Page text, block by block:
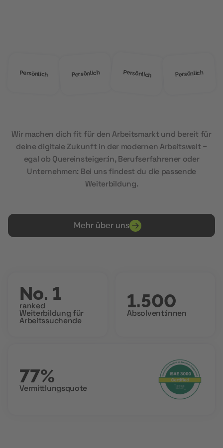
Persönlich Persönlich Persönlich Persönlich
Wir machen dich fit für den Arbeitsmarkt und bereit für
deine digitale Zukunft in der modernen Arbeitswelt –
egal ob Quereinsteiger:in, Berufserfahrener oder
Unternehmen: Bei uns findest du die passende
Weiterbildung.
Mehr über uns
No. 1
ranked
Weiterbildung für
Arbeitssuchende
1.500
Absolvent:innen
77%
Vermittlungsquote